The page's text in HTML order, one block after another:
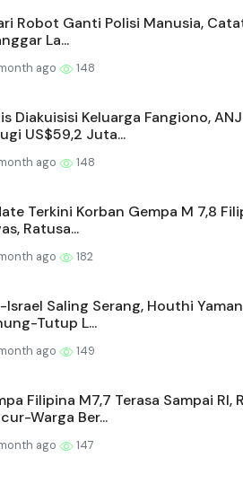
Robot Ganti Polisi Manusia,
La...
ago 148
Diakuisisi Keluarga Fangiono,
US$59,2 Juta...
ago 148
Terkini Korban Gempa M 7,8
Ratusa...
ago 182
Israel Saling Serang, Houthi
Tutup L...
ago 149
Filipina M7,7 Terasa Sampai RI,
Warga Ber...
ago 147